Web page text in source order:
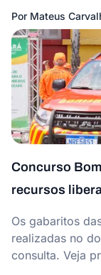
Por Mateus
Concurso
recursos
Os gabaritos
realizadas no
consulta. Veja